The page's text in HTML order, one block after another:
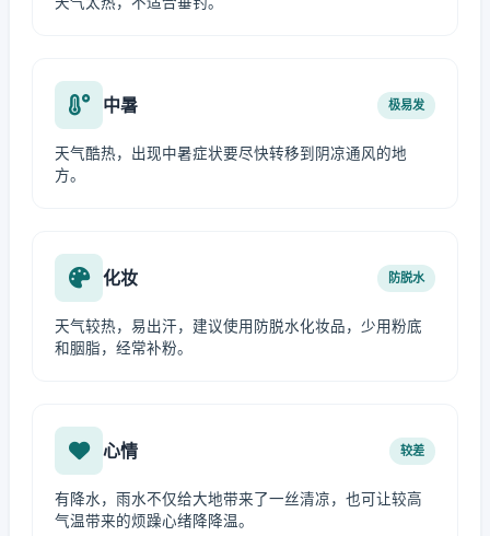
中暑 极易发
天气酷热，出现中暑症状要尽快转移到阴凉通风的地
方。
化妆 防脱水
天气较热，易出汗，建议使用防脱水化妆品，少用粉底
和胭脂，经常补粉。
心情 较差
有降水，雨水不仅给大地带来了一丝清凉，也可让较高
气温带来的烦躁心绪降降温。